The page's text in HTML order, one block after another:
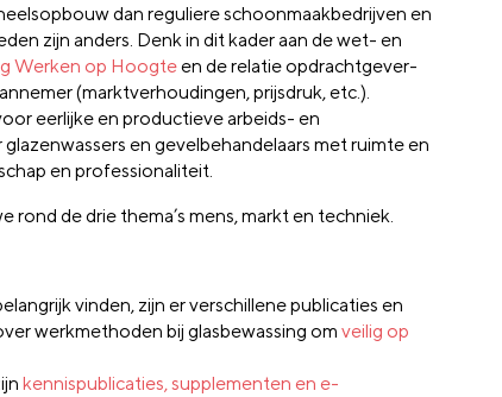
dan reguliere schoonmaakbedrijven en
zijn anders. Denk in dit kader aan de wet- en
Werken op Hoogteen de relatie opdrachtgever-
(marktverhoudingen, prijsdruk, etc.).
eerlijke en productieve arbeids- en
en gevelbehandelaars met ruimte en
en professionaliteit.
rond de drie thema’s mens, markt en techniek.
vinden, zijn er verschillene publicaties en
werkmethoden bij glasbewassing om veilig op
kennispublicaties, supplementen en e-